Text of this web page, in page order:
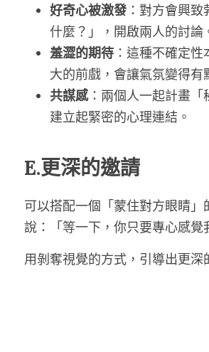
好奇心被激發 ：對方會興
什麼？」，開啟兩人的討論
羞澀的期待 ：這種不確定
大的前戲，會讓氣氛變得有
共謀感：兩個人一起計畫「
建立起緊密的心理連結。
E.更深的邀請
可以搭配一個「蒙住對方眼睛」
說：「等一下，你只要專心感覺
用剝奪視覺的方式，引導出更深